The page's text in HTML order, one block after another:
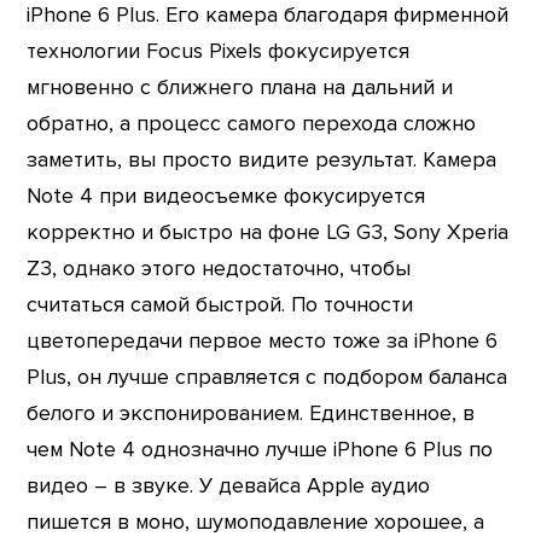
iPhone 6 Plus. Его камера благодаря фирменной
технологии Focus Pixels фокусируется
мгновенно с ближнего плана на дальний и
обратно, а процесс самого перехода сложно
заметить, вы просто видите результат. Камера
Note 4 при видеосъемке фокусируется
корректно и быстро на фоне LG G3, Sony Xperia
Z3, однако этого недостаточно, чтобы
считаться самой быстрой. По точности
цветопередачи первое место тоже за iPhone 6
Plus, он лучше справляется с подбором баланса
белого и экспонированием. Единственное, в
чем Note 4 однозначно лучше iPhone 6 Plus по
видео – в звуке. У девайса Apple аудио
пишется в моно, шумоподавление хорошее, а